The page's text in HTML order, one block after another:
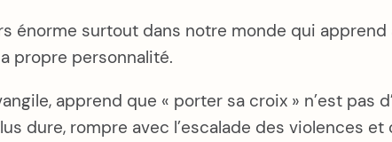
énorme surtout dans notre monde qui apprend
propre personnalité.
apprend que « porter sa croix » n’est pas
dure, rompre avec l’escalade des violences et